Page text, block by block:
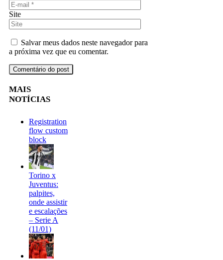
Site
Salvar meus dados neste navegador para
a próxima vez que eu comentar.
MAIS
NOTÍCIAS
Registration
flow custom
block
Torino x
Juventus:
palpites,
onde assistir
e escalações
– Serie A
(11/01)